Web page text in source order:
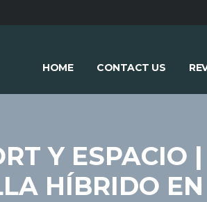
HOME CONTACT US
Y
HÍBRIDO